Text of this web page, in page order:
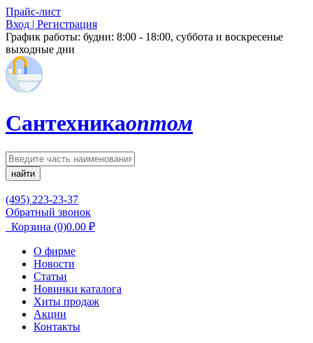
Прайс-лист
Вход | Регистрация
График работы: будни: 8:00 - 18:00, суббота и воскресенье
выходные дни
Сантехникаоптом
найти
(495) 223-23-37
Обратный звонок
Корзина (0)0.00 ₽
О фирме
Новости
Статьи
Новинки каталога
Хиты продаж
Акции
Контакты